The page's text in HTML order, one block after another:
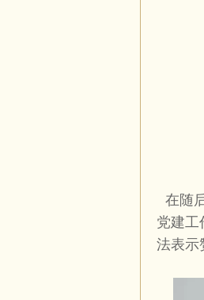
在随
党建工
法表示